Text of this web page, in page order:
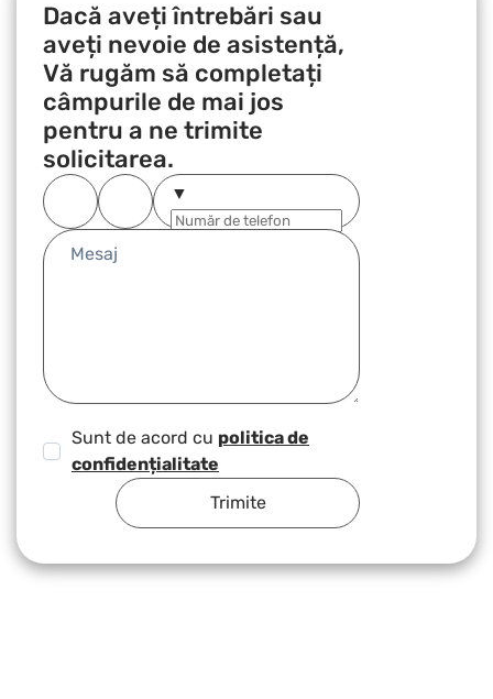
Dacă aveți întrebări sau
aveți nevoie de asistență,
Vă rugăm să completați
câmpurile de mai jos
pentru a ne trimite
solicitarea.
▼
Sunt de acord cu politica de
confidențialitate
Trimite